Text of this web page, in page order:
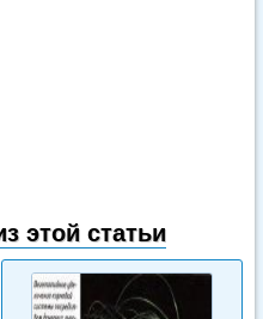
этой статьи